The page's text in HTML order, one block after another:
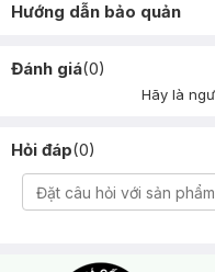
Hướng dẫn bảo quản
Đánh giá(0)
Hãy là
Hỏi đáp(0)